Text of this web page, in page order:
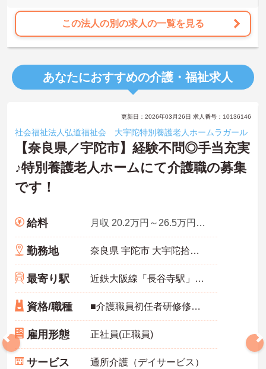
この法人の別の求人の一覧を見る
あなたにおすすめの介護・福祉求人
更新日：2026年03月26日 求人番号：10136146
社会福祉法人弘道福祉会 大宇陀特別養護老人ホームラガール
【奈良県／宇陀市】経験不問◎手当充実
♪特別養護老人ホームにて介護職の募集
です！
給料 月収 20.2万円～26.5万円程度（諸手当込）
勤務地 奈良県 宇陀市 大宇陀拾生250-6
最寄り駅 近鉄大阪線「長谷寺駅」バス・車25分
資格/職種 ■介護職員初任者研修修了者以上必須 ■介護福祉士あれば尚可 ■普通自動車免許あれば尚可（ＡＴ限定可） ■経験不問
雇用形態 正社員(正職員)
サービス 通所介護（デイサービス）